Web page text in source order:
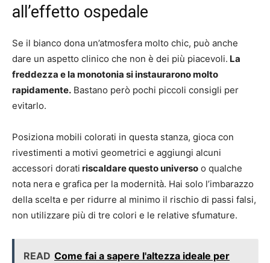
all’effetto ospedale
Se il bianco dona un’atmosfera molto chic, può anche
dare un aspetto clinico che non è dei più piacevoli. La
freddezza e la monotonia si instaurarono molto
rapidamente. Bastano però pochi piccoli consigli per
evitarlo.
Posiziona mobili colorati in questa stanza, gioca con
rivestimenti a motivi geometrici e aggiungi alcuni
accessori dorati riscaldare questo universo o qualche
nota nera e grafica per la modernità. Hai solo l’imbarazzo
della scelta e per ridurre al minimo il rischio di passi falsi,
non utilizzare più di tre colori e le relative sfumature.
READ Come fai a sapere l'altezza ideale per